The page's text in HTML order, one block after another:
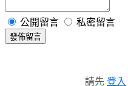
公開留言 私密留言
發佈留言
請先 登入